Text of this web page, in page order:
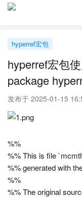
hyperref宏包
hyperref宏包
package
发布于 2025-01-15
%%
%% This is file
%% generated with
%%
%% The original